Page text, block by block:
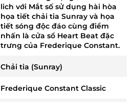
lich với Mắt số sử dụng hài hòa
họa tiết chải tia Sunray và họa
tiết sóng độc đáo cùng điểm
nhấn là cửa sổ Heart Beat đặc
trưng của Frederique Constant.
Chải tia (Sunray)
Frederique Constant Classic